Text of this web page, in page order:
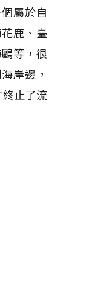
屬於自
鹿、臺
等，很
岸邊，
止了流